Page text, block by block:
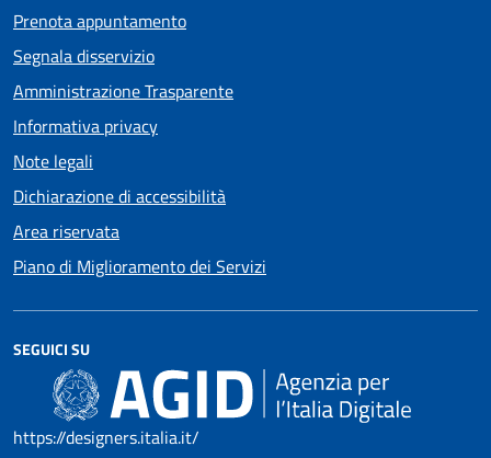
Prenota appuntamento
Segnala disservizio
Amministrazione Trasparente
Informativa privacy
Note legali
Dichiarazione di accessibilità
Area riservata
Piano di Miglioramento dei Servizi
SEGUICI SU
https://designers.italia.it/